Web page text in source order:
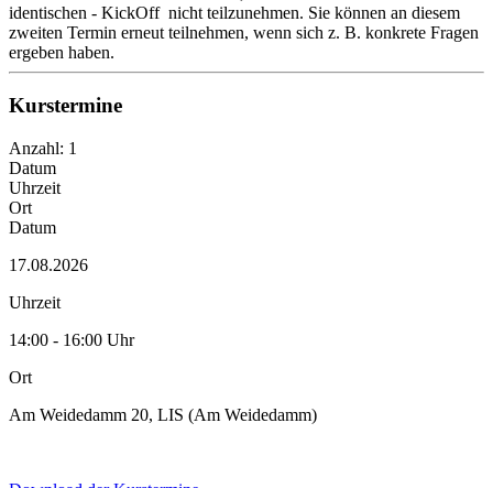
identischen - KickOff nicht teilzunehmen. Sie können an diesem
zweiten Termin erneut teilnehmen, wenn sich z. B. konkrete Fragen
ergeben haben.
Kurstermine
Anzahl: 1
Datum
Uhrzeit
Ort
Datum
17.08.2026
Uhrzeit
14:00 - 16:00 Uhr
Ort
Am Weidedamm 20, LIS (Am Weidedamm)